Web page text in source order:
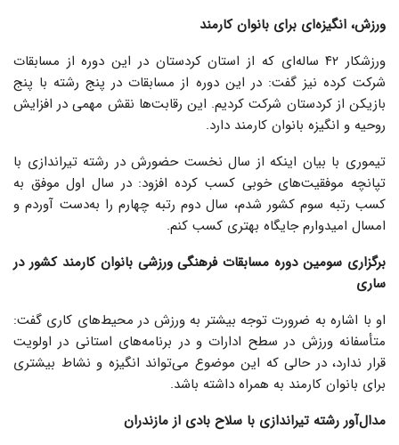
ورزش، انگیزه‌ای برای بانوان کارمند
ورزشکار ۴۲ ساله‌ای که از استان کردستان در این دوره از مسابقات
شرکت کرده نیز گفت: در این دوره از مسابقات در پنج رشته با پنج
بازیکن از کردستان شرکت کردیم. این رقابت‌ها نقش مهمی در افزایش
روحیه و انگیزه بانوان کارمند دارد.
تیموری با بیان اینکه از سال نخست حضورش در رشته تیراندازی با
تپانچه موفقیت‌های خوبی کسب کرده افزود: در سال اول موفق به
کسب رتبه سوم کشور شدم، سال دوم رتبه چهارم را به‌دست آوردم و
امسال امیدوارم جایگاه بهتری کسب کنم.
برگزاری سومین دوره مسابقات فرهنگی‌ ورزشی بانوان کارمند کشور در
ساری
او با اشاره به ضرورت توجه بیشتر به ورزش در محیط‌های کاری گفت:
متأسفانه ورزش در سطح ادارات و در برنامه‌های استانی در اولویت
قرار ندارد، در حالی که این موضوع می‌تواند انگیزه و نشاط بیشتری
برای بانوان کارمند به همراه داشته باشد.
مدال‌آور رشته تیراندازی با سلاح بادی از مازندران